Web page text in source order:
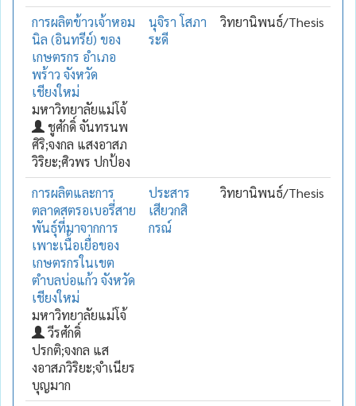
การผลิตข้าวเจ้าหอม
นิล (อินทรีย์) ของ
เกษตรกร อำเภอ
พร้าว จังหวัด
เชียงใหม่
มหาวิทยาลัยแม่โจ้
ชูศักดิ์ จันทรนพ
ศิริ;จงกล แสงอาสภ
วิริยะ;ศิวพร ปกป้อง
นุจิรา โสภา
ระดี
วิทยานิพนธ์/Thesis
การผลิตและการ
ตลาดสตรอเบอรี่สาย
พันธุ์ที่มาจากการ
เพาะเนื้อเยื่อของ
เกษตรกรในเขต
ตำบลบ่อแก้ว จังหวัด
เชียงใหม่
มหาวิทยาลัยแม่โจ้
วีรศักดิ์
ปรกติ;จงกล แส
งอาสภวิริยะ;จำเนียร
บุญมาก
ประสาร
เสียวกสิ
กรณ์
วิทยานิพนธ์/Thesis